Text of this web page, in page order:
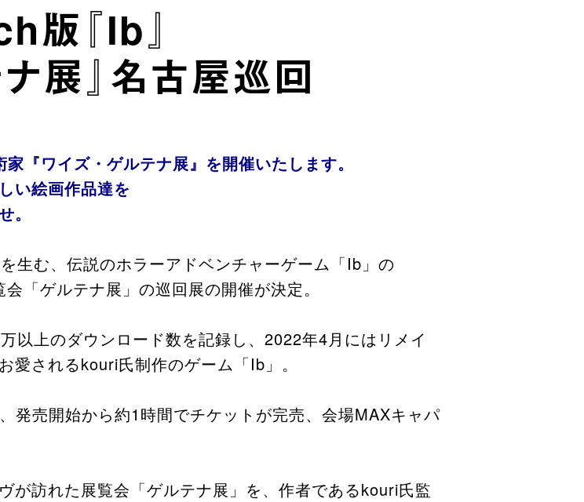
『Ib』
展』名古屋巡回
『ワイズ・ゲルテナ展』を開催いたします。
い絵画作品達を
。
生む、伝説の​ホラーアドベンチャーゲーム「Ib」の
「ゲルテナ展」の巡回展の開催が決定。​
以上のダウンロード数を記録し、2022年4月にはリメイ
されるkouri氏制作のゲーム「Ib」。​
発売開始から約1時間でチケットが完売、会場MAXキャパ
が訪れた展覧会「ゲルテナ展」を、作者であるkouri氏監